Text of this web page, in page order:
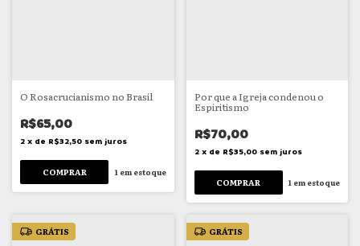
O Rosacrucianismo no Brasil
R$65,00
2 x de R$32,50 sem juros
1em estoque
Por que a Igreja condenou o
Espiritismo
R$70,00
2 x de R$35,00 sem juros
1 em estoque
GRÁTIS GRÁTIS